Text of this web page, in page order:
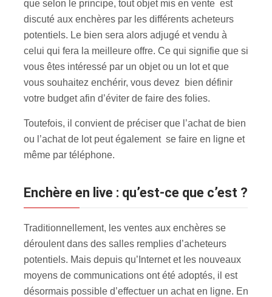
que selon le principe, tout objet mis en vente est
discuté aux enchères par les différents acheteurs
potentiels. Le bien sera alors adjugé et vendu à
celui qui fera la meilleure offre. Ce qui signifie que si
vous êtes intéressé par un objet ou un lot et que
vous souhaitez enchérir, vous devez bien définir
votre budget afin d’éviter de faire des folies.
Toutefois, il convient de préciser que l’achat de bien
ou l’achat de lot peut également se faire en ligne et
même par téléphone.
Enchère en live : qu’est-ce que c’est ?
Traditionnellement, les ventes aux enchères se
déroulent dans des salles remplies d’acheteurs
potentiels. Mais depuis qu’Internet et les nouveaux
moyens de communications ont été adoptés, il est
désormais possible d’effectuer un achat en ligne. En